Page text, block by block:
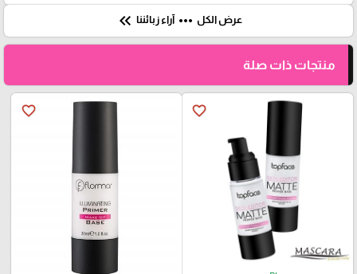
عرض الكل more_horiz آراء زبائننا keyboard_double_arrow_left
منتجات ذات صلة
favorite_border
favorite_border